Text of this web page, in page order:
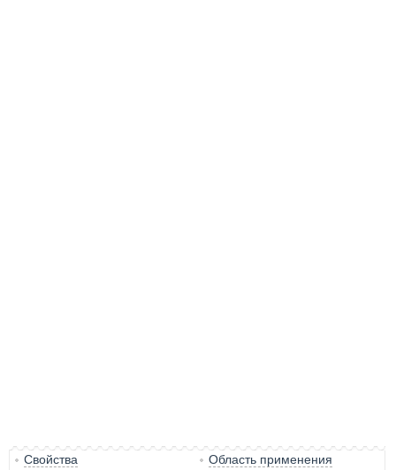
Свойства
Область применения